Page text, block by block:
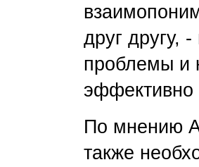
друг другу,
проблемы и
эффективно
По мнению
также